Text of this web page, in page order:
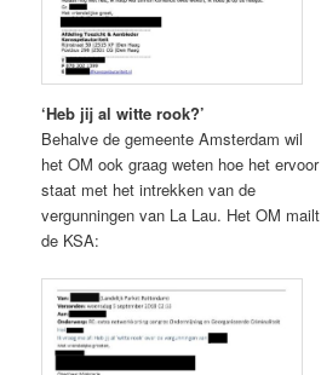
‘Heb jij al witte rook?’
Behalve de gemeente Amsterdam wil
het OM ook graag weten hoe het ervoor
staat met het intrekken van de
vergunningen van La Lau. Het OM mailt
de KSA: